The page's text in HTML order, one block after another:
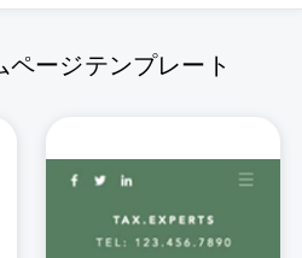
ージテンプレート